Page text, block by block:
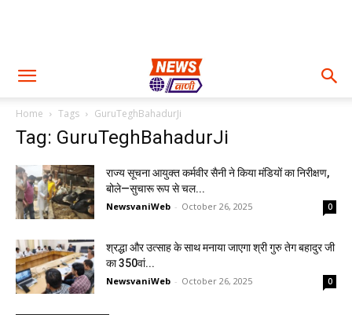
Home Tags GuruTeghBahadurJi
Tag: GuruTeghBahadurJi
राज्य सूचना आयुक्त कर्मवीर सैनी ने किया मंडियों का निरीक्षण,
बोले—सुचारू रूप से चल...
NewsvaniWeb - October 26, 2025 0
श्रद्धा और उत्साह के साथ मनाया जाएगा श्री गुरु तेग बहादुर जी
का 350वां...
NewsvaniWeb - October 26, 2025 0